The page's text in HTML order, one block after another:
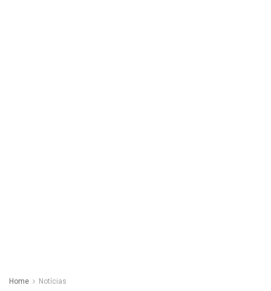
Home Notícias